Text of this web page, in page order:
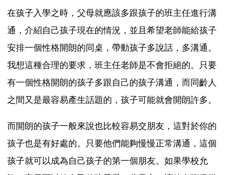
在孩子入學之時，父母就應該多跟孩子的班主任進行溝
通，介紹自己孩子現在的情況，並且希望老師能給孩子
安排一個性格開朗的同桌，帶動孩子多說話，多溝通。
我想這種合理的要求，班主任老師是不會拒絕的。只要
有一個性格開朗的孩子多跟自己的孩子溝通，而同齡人
之間又是最容易產生話題的，孩子可能就會開朗許多。
而開朗的孩子一般來說也比較容易交朋友，這對於你的
孩子也是有好處的。只要他們能夠慢慢正常溝通，這個
孩子就可以成為自己孩子的第一個朋友。如果學校允